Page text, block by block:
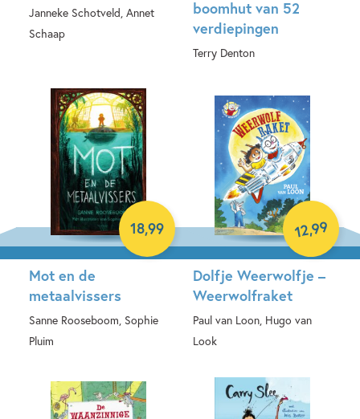
Janneke Schotveld, Annet
Schaap
boomhut van 52
verdiepingen
Terry Denton
Mot en de
metaalvissers
Sanne Rooseboom, Sophie
Pluim
18,99
Dolfje Weerwolfje –
Weerwolfraket
Paul van Loon, Hugo van
Look
12,99